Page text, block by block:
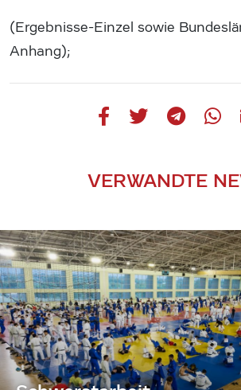
(Ergebnisse-Einzel sowie
Anhang);
VERWANDTE